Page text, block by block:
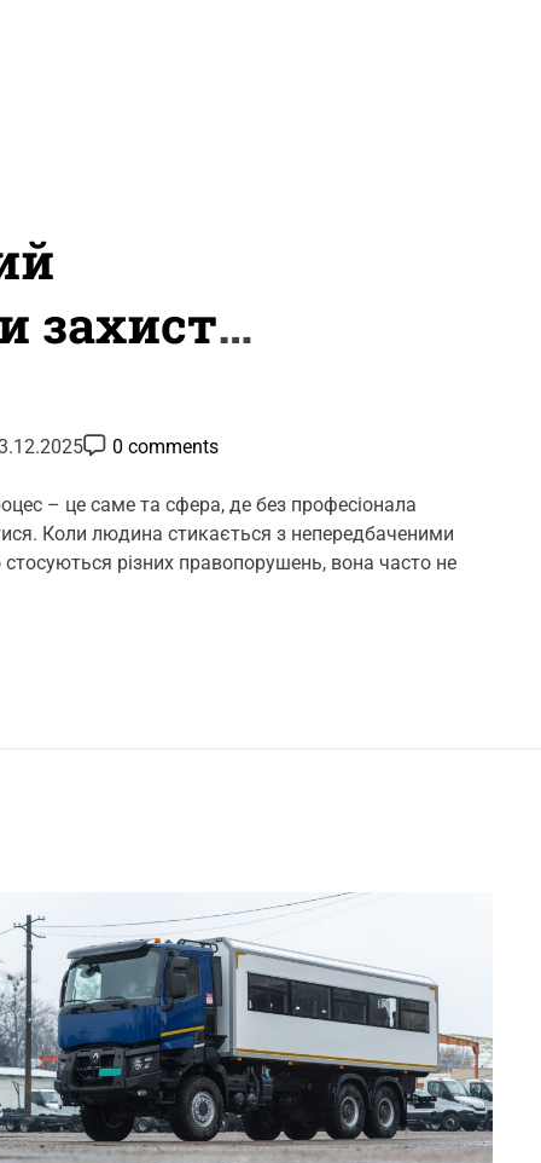
захист
P
o
t
C
o
m
m
0 comments
– це саме та сфера, де без професіонала
Коли людина стикається з непередбаченими
різних правопорушень, вона часто не